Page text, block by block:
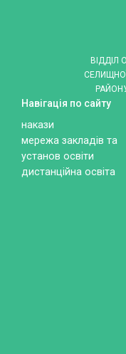
ВІДДІЛ
Навігація по сайту
накази
мережа закладів та
установ освіти
дистанційна освіта